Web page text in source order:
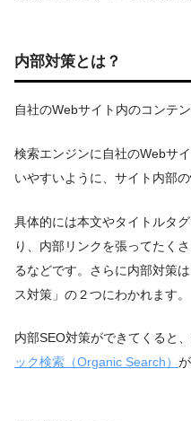
内部対策とは？
自社のWebサイト内のコンテ
検索エンジンに自社のWebサ
いやすいように、サイト内部の
具体的には本文やタイトルタ
り、内部リンクを張ってたく
るなどです。さらに内部対策
ス対策」の２つにわかれます。
内部SEO対策ができてくると
ック検索（Organic Search）